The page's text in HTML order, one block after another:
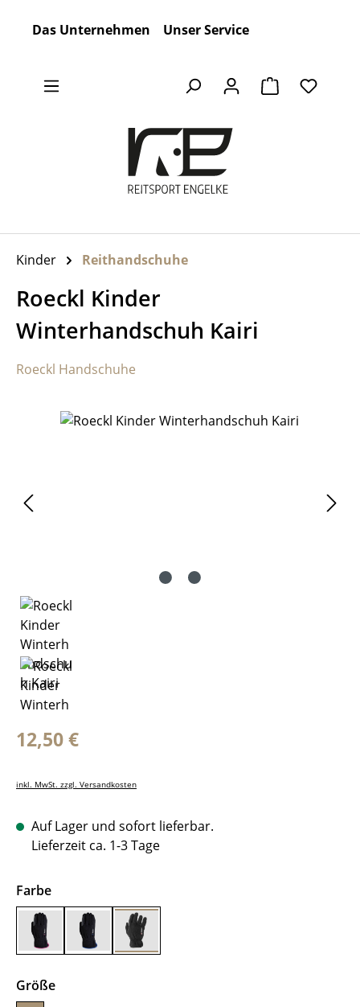
Das Unternehmen Unser Service
Warenkorb
Kinder Reithandschuhe
Roeckl Kinder
Winterhandschuh Kairi
Roeckl Handschuhe
Bildergalerie überspringen
Regulärer Preis:
12,50 €
inkl. MwSt. zzgl. Versandkosten
Auf Lager und sofort lieferbar.
Lieferzeit ca. 1-3 Tage
Farbeauswählen
Schwarz/PinkSchwarz/BlauSchwarz/Schwarz
Größeauswählen